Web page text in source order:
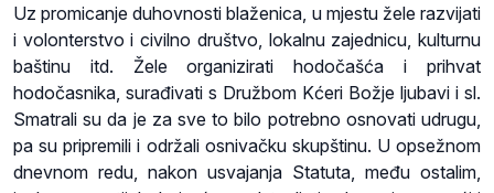
Uz promicanje duhovnosti blaženica, u mjestu žele razvijati
i volonterstvo i civilno društvo, lokalnu zajednicu, kulturnu
baštinu itd. Žele organizirati hodočašća i prihvat
hodočasnika, surađivati s Družbom Kćeri Božje ljubavi i sl.
Smatrali su da je za sve to bilo potrebno osnovati udrugu,
pa su pripremili i održali osnivačku skupštinu. U opsežnom
dnevnom redu, nakon usvajanja Statuta, među ostalim,